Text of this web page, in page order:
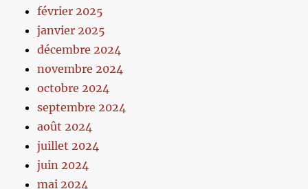
février 2025
janvier 2025
décembre 2024
novembre 2024
octobre 2024
septembre 2024
août 2024
juillet 2024
juin 2024
mai 2024